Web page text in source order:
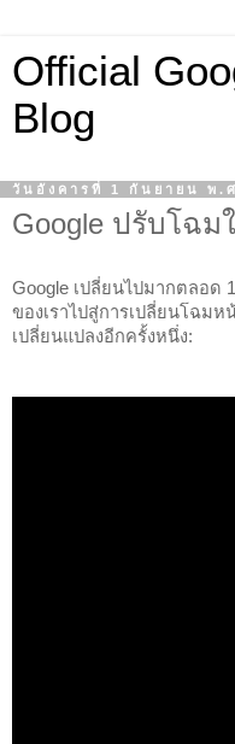
Official
Blog
วันอังคารที่ 1 กันยายน พ.
Google ปรับโฉม
Google เปลี่ยนไปมากตลอ
ของเราไปสู่การเปลี่ยนโฉม
เปลี่ยนแปลงอีกครั้งหนึ่ง: